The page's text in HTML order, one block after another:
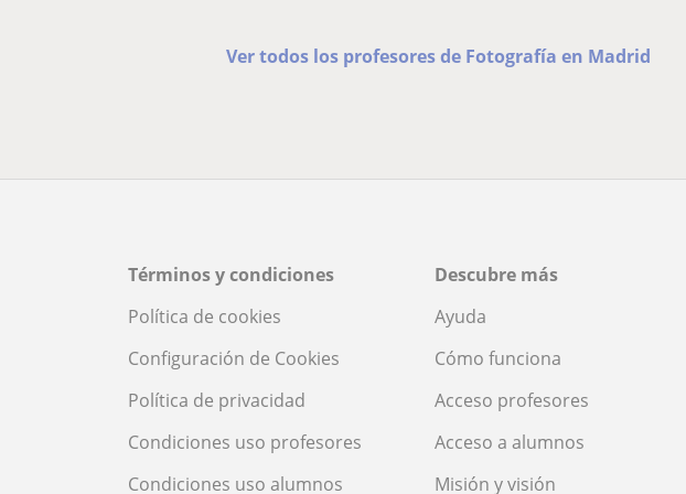
Ver todos los profesores de Fotografía en Madrid
Términos y condiciones
Política de cookies
Configuración de Cookies
Política de privacidad
Condiciones uso profesores
Condiciones uso alumnos
Descubre más
Ayuda
Cómo funciona
Acceso profesores
Acceso a alumnos
Misión y visión